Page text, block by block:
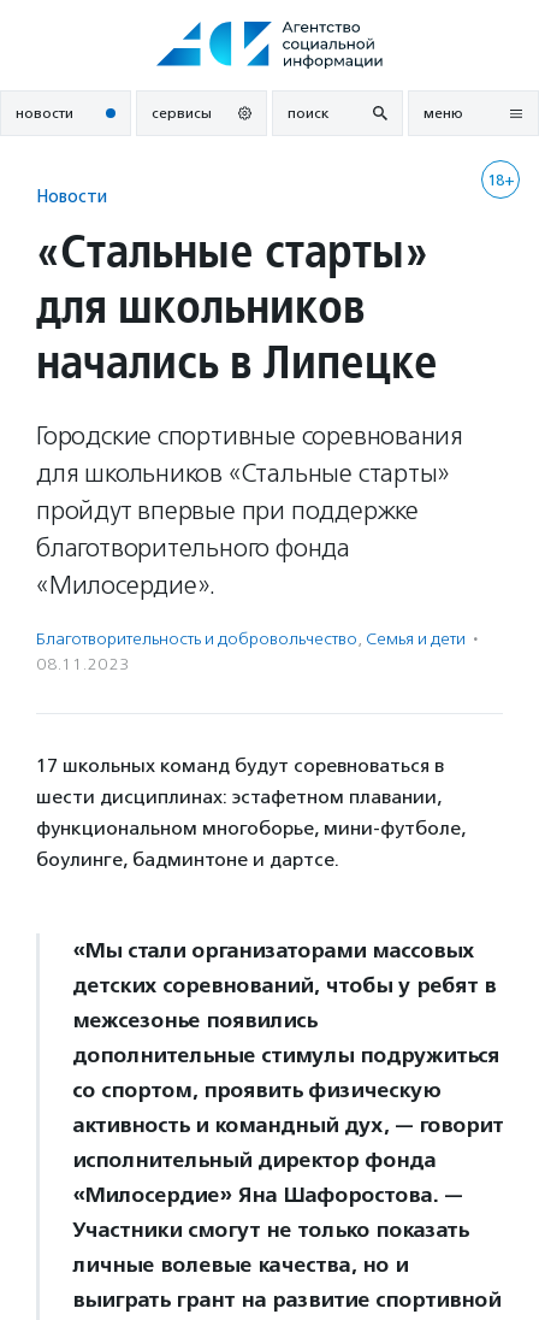
новости сервисы поиск меню
18+
Новости
«Стальные старты»
для школьников
начались в Липецке
Городские спортивные соревнования
для школьников «Стальные старты»
пройдут впервые при поддержке
благотворительного фонда
«Милосердие».
Благотвори­тель­ность и доброволь­чест­во, Семья и дети ·
08.11.2023
17 школьных команд будут соревноваться в
шести дисциплинах: эстафетном плавании,
функциональном многоборье, мини-футболе,
боулинге, бадминтоне и дартсе.
«Мы стали организаторами массовых
детских соревнований, чтобы у ребят в
межсезонье появились
дополнительные стимулы подружиться
со спортом, проявить физическую
активность и командный дух, — говорит
исполнительный директор фонда
«Милосердие» Яна Шафоростова. —
Участники смогут не только показать
личные волевые качества, но и
выиграть грант на развитие спортивной